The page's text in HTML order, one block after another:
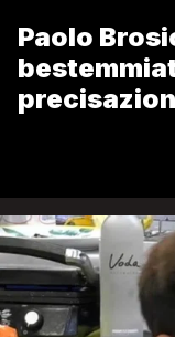
Paolo